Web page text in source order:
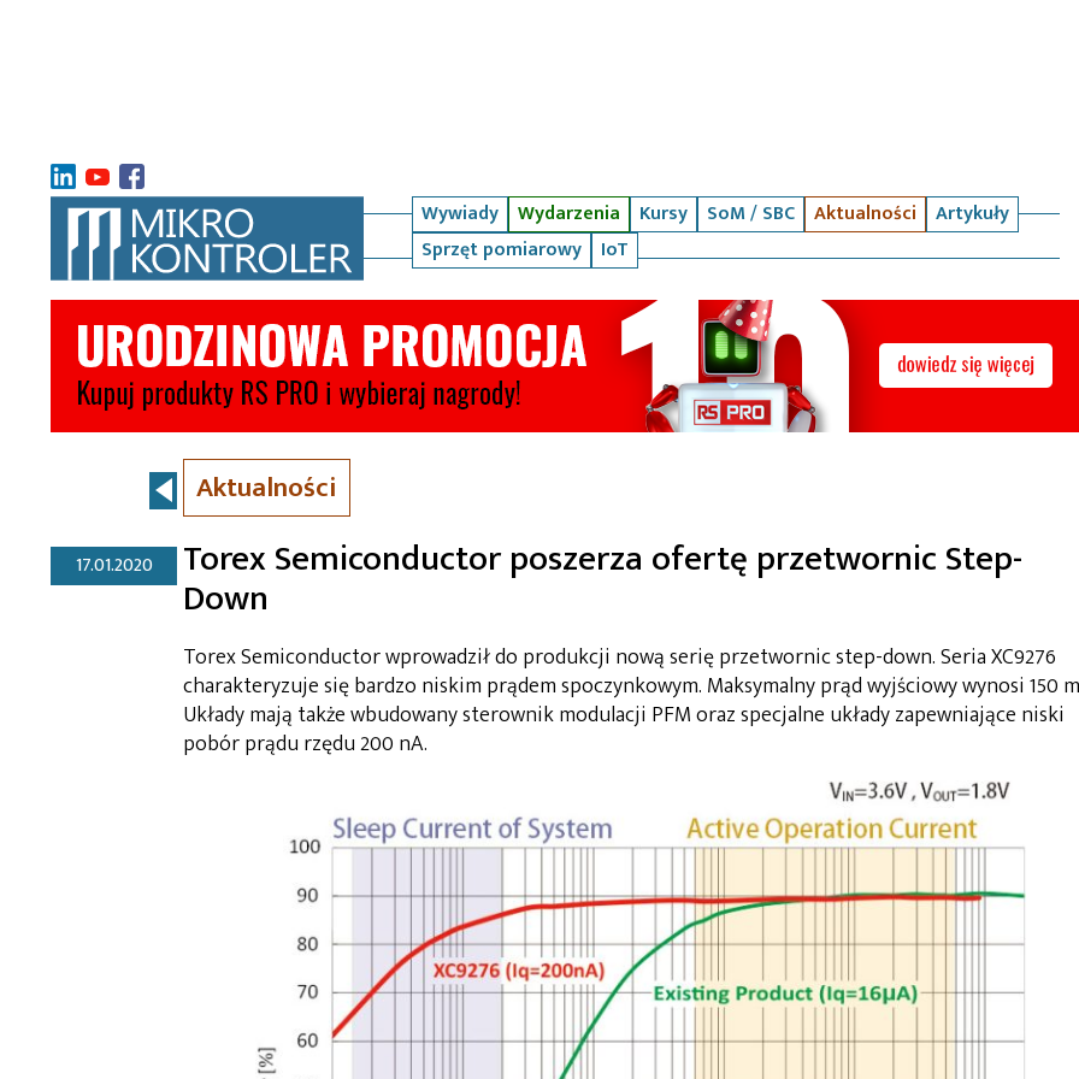
Wywiady Wydarzenia Kursy SoM / SBC Aktualności
Artykuły
Sprzęt pomiarowy
IoT
Aktualności
17.01.2020 Torex Semiconductor poszerza ofertę przetwornic Step-
Down
Torex Semiconductor wprowadził do produkcji nową serię przetwornic step-down. Seria XC9276
charakteryzuje się bardzo niskim prądem spoczynkowym. Maksymalny prąd wyjściowy wynosi 150
Układy mają także wbudowany sterownik modulacji PFM oraz specjalne układy zapewniające niski
pobór prądu rzędu 200 nA.